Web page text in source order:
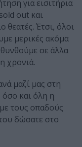
για εισιτήρια
out και
θεατές. Έτσι, όλοι
μερικές ακόμα
σε άλλα
χρονιά.
μαζί μας στη
όσο και όλη η
τους οπαδούς
δώσατε στο